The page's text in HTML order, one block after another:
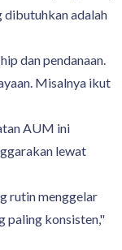
dibutuhkan adalah
dan pendanaan.
Misalnya ikut
AUM ini
lewat
rutin menggelar
paling konsisten,"